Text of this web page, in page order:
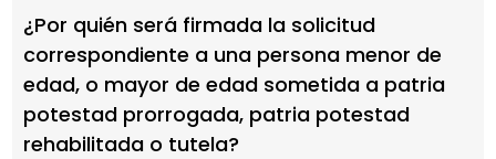
¿Por quién será firmada la solicitud
correspondiente a una persona menor de
edad, o mayor de edad sometida a patria
potestad prorrogada, patria potestad
rehabilitada o tutela?